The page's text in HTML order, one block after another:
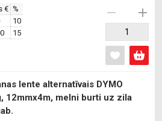
€ %
10
15
lente alternatīvais DYMO
12mmx4m, melni burti uz zila